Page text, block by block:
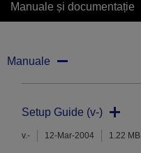
Manuale și documentație
Manuale
Setup Guide (v-)
v.- 12-Mar-2004 1.22 MB